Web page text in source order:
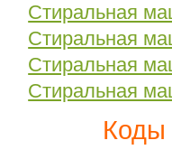
Стиральная
Стиральная
Стиральная
Стиральная
Коды